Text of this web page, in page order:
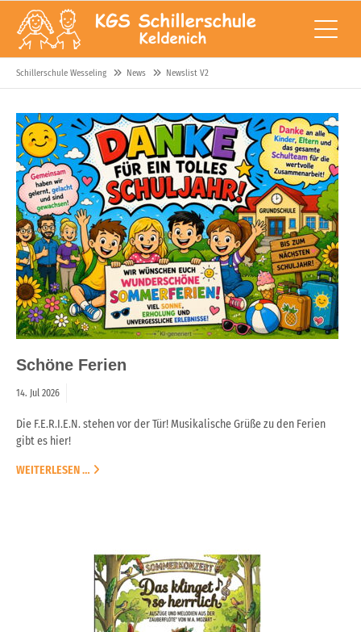
Schillerschule Wesseling News Newslist V2
Schöne Ferien
14. Jul 2026
Die F.E.R.I.E.N. stehen vor der Tür! Musikalische Grüße zu den Ferien
gibt es hier!
WEITERLESEN …